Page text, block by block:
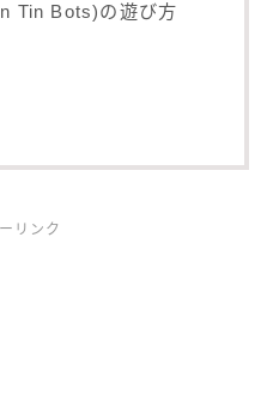
Tin Bots)の遊び方
リンク